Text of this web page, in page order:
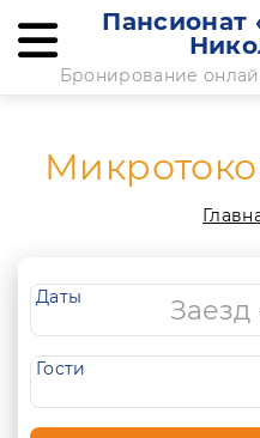
Пансионат
Бронирование
Даты
Гости